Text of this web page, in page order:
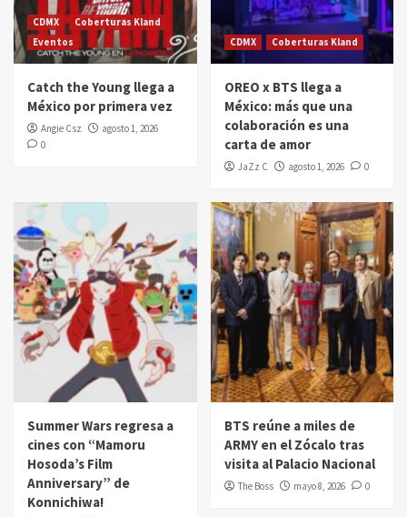
CDMX
Coberturas Kland
Eventos
Catch the Young llega a
México por primera vez
Angie Csz
agosto 1, 2026
0
CDMX Coberturas Kland
OREO x BTS llega a
México: más que una
colaboración es una
carta de amor
JaZz C agosto 1, 2026 0
Summer Wars regresa a
cines con “Mamoru
Hosoda’s Film
Anniversary” de
Konnichiwa!
BTS reúne a miles de
ARMY en el Zócalo tras
visita al Palacio Nacional
The Boss mayo 8, 2026 0